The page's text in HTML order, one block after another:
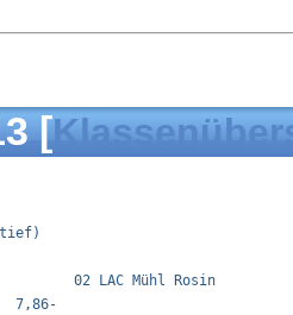
[
tief)
02 LAC Mühl Rosin
7,86-